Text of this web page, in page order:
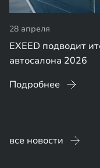
28 апреля
EXEED подводит
автосалона 2026
Подробнее
все новости